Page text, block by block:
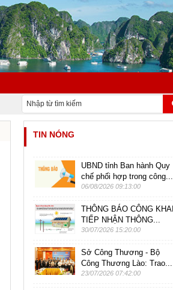
TIN NÓNG
UBND tỉnh Ban hành Quy
chế phối hợp trong công...
06/08/2026 09:13:00
THÔNG BÁO CÔNG KHAI
TIẾP NHẬN THÔNG...
30/07/2026 15:20:00
Sở Công Thương - Bộ
Công Thương Lào: Trao...
23/07/2026 07:42:00